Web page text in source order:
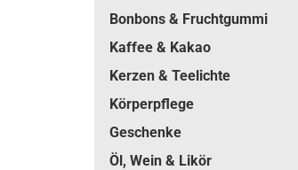
Bonbons & Fruchtgummi
Kaffee & Kakao
Kerzen & Teelichte
Körperpflege
Geschenke
Öl, Wein & Likör